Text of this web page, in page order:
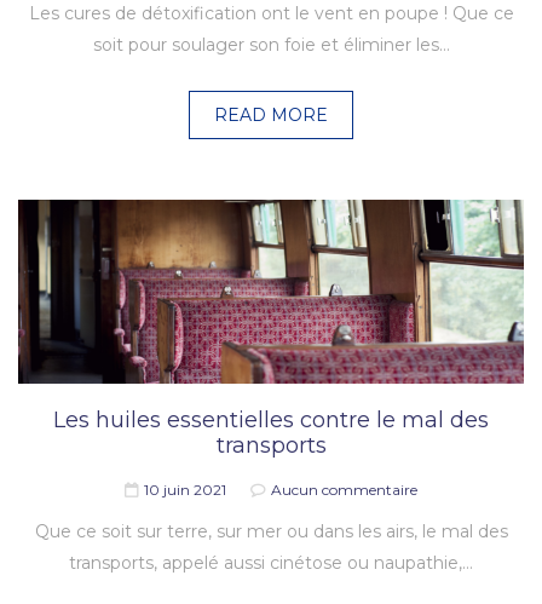
Les cures de détoxification ont le vent en poupe ! Que ce
soit pour soulager son foie et éliminer les…
READ MORE
Les huiles essentielles contre le mal des
transports
10 juin 2021 Aucun commentaire
Que ce soit sur terre, sur mer ou dans les airs, le mal des
transports, appelé aussi cinétose ou naupathie,…